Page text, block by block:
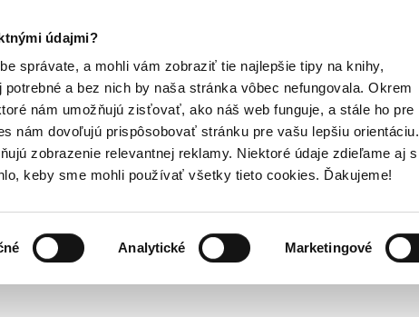
údajmi?
správate, a mohli vám zobraziť tie najlepšie tipy na knihy,
a bez nich by naša stránka vôbec nefungovala. Okrem
nám umožňujú zisťovať, ako náš web funguje, a stále ho pre
nám dovoľujú prispôsobovať stránku pre vašu lepšiu orientáciu.
zobrazenie relevantnej reklamy. Niektoré údaje zdieľame aj s
keby sme mohli používať všetky tieto cookies. Ďakujeme!
Analytické Marketingové